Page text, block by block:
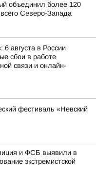
объединил более 120
Северо-Запада
6 августа в России
сбои в работе
связи и онлайн-
фестиваль «Невский
и ФСБ выявили в
экстремистской